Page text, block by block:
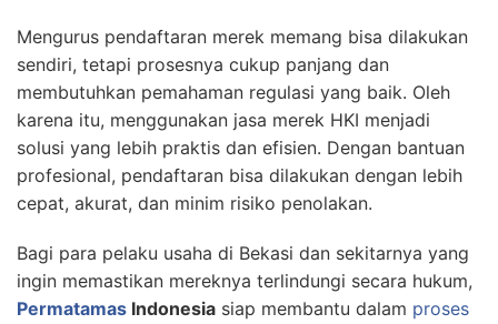
Mengurus pendaftaran merek memang bisa dilakukan
sendiri, tetapi prosesnya cukup panjang dan
membutuhkan pemahaman regulasi yang baik. Oleh
karena itu, menggunakan jasa merek HKI menjadi
solusi yang lebih praktis dan efisien. Dengan bantuan
profesional, pendaftaran bisa dilakukan dengan lebih
cepat, akurat, dan minim risiko penolakan.
Bagi para pelaku usaha di Bekasi dan sekitarnya yang
ingin memastikan mereknya terlindungi secara hukum,
Permatamas Indonesia siap membantu dalam proses